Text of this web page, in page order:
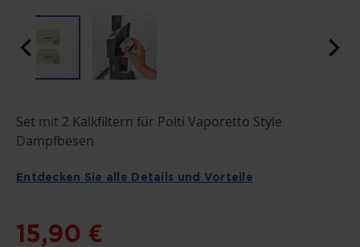
ANFANG
DER
BILDGALERIE
Set mit 2 Kalkfiltern für Polti Vaporetto Style
Dampfbesen
Entdecken Sie alle Details und Vorteile
15,90 €